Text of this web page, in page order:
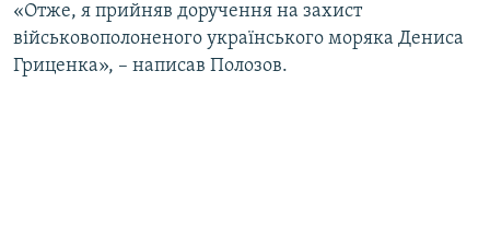
«Отже, я прийняв доручення на захист
військовополоненого українського моряка Дениса
Гриценка», – написав Полозов.